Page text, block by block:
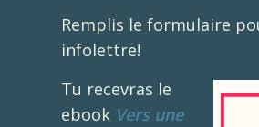
Remplis le formulaire
infolettre!
Tu recevras le
ebook Vers une